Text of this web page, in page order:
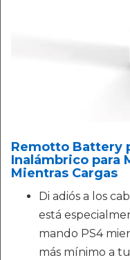
Remotto Battery
Inalámbrico para
Mientras Cargas
Di adiós a los
está
mando PS4
más mínimo a